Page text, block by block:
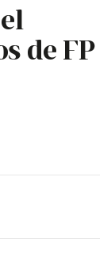
de FP